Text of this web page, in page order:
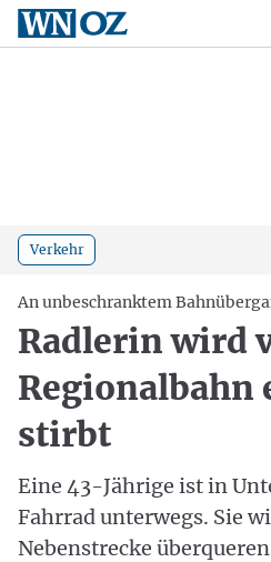
Verkehr
An unbeschranktem
Radlerin wird
Regionalbahn
stirbt
Eine 43-Jährige ist in
Fahrrad unterwegs. Sie
Nebenstrecke